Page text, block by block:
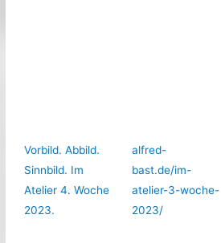
Vorbild. Abbild.
Sinnbild. Im
Atelier 4. Woche
2023.
alfred-
bast.de/im-
atelier-3-woche-
2023/